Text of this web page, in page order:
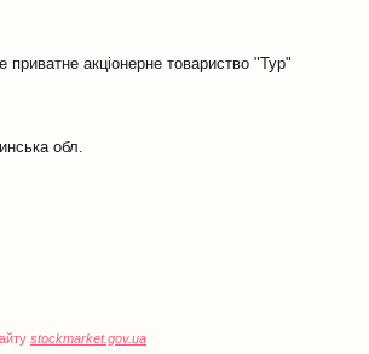
приватне акціонерне товариство "Тур"
обл.
stockmarket.gov.ua